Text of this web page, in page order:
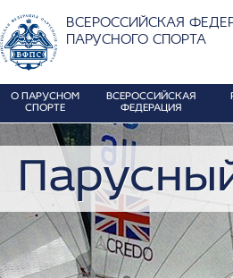
ВСЕРОССИЙСКАЯ
ПАРУСНОГО СПОРТА
О ПАРУСНОМ
СПОРТЕ
ВСЕРОССИЙСКАЯ
ФЕДЕРАЦИЯ